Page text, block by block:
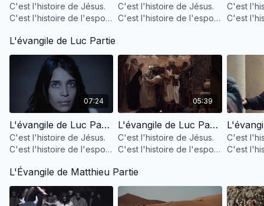
C'est l'histoire de Jésus.
C'est l'histoire de l'espoir
C'est l'histoire de Jésus.
C'est l'histoire de l'espoir
C'est
C'est
L'évangile de Luc Partie
07:24
L'évangile de Luc Partie 1
C'est l'histoire de Jésus.
C'est l'histoire de l'espoir
05:39
L'évangile de Luc Partie 2
C'est l'histoire de Jésus.
C'est l'histoire de l'espoir
C'est
C'est
L'Évangile de Matthieu Partie